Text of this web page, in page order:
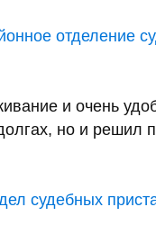
отделение
и очень
но и решил
судебных